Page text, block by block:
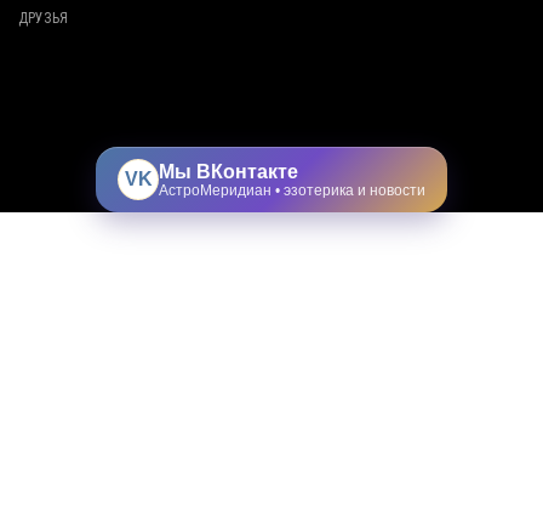
ДРУЗЬЯ
VK Мы ВКонтакте
АстроМеридиан • эзотерика и новости